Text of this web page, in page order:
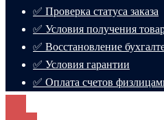
✅ Проверка статуса заказа
✅ Условия получения
✅ Восстановление
✅ Условия гарантии
✅ Оплата счетов